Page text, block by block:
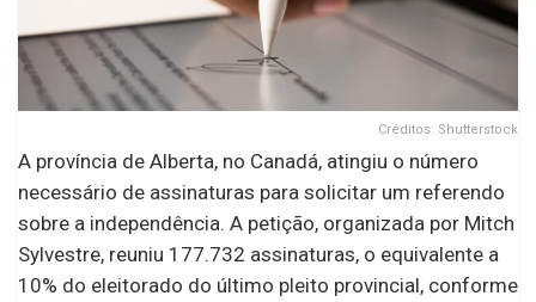
Créditos: Shutterstock
A província de Alberta, no Canadá, atingiu o número
necessário de assinaturas para solicitar um referendo
sobre a independência. A petição, organizada por Mitch
Sylvestre, reuniu 177.732 assinaturas, o equivalente a
10% do eleitorado do último pleito provincial, conforme